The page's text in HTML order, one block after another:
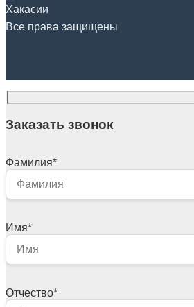
Хакасии
Все права защищены
Заказать звонок
Фамилия*
Имя*
Отчество*